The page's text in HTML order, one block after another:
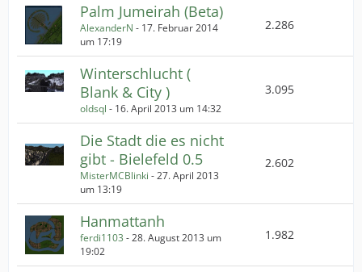
Palm Jumeirah (Beta)
AlexanderN - 17. Februar 2014
um 17:19
2.286
Winterschlucht (
Blank & City )
oldsql - 16. April 2013 um 14:32
3.095
Die Stadt die es nicht
gibt - Bielefeld 0.5
MisterMCBlinki -27. April 2013
um 13:19
2.602
Hanmattanh
ferdi1103 -28. August 2013 um
19:02
1.982